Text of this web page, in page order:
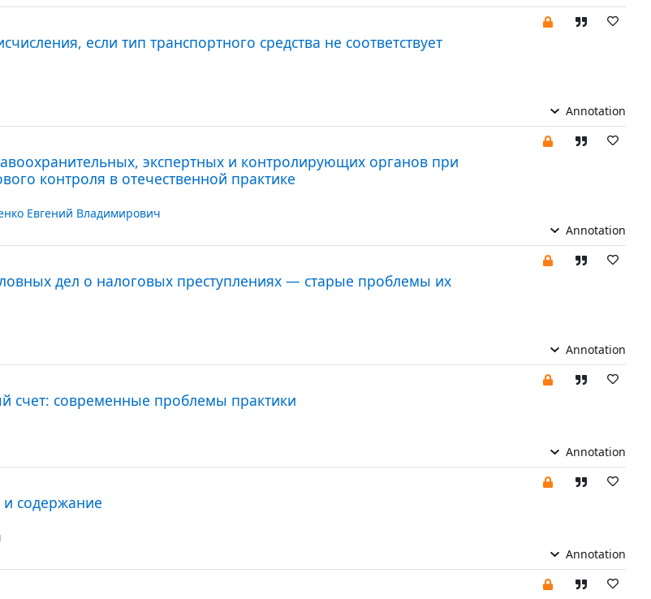
если тип транспортного средства не соответствует
Annotation
экспертных и контролирующих органов при
контроля в отечественной практике
Евгений Владимирович
Annotation
дел о налоговых преступлениях — старые проблемы их
Annotation
счет: современные проблемы практики
Annotation
и содержание
Annotation